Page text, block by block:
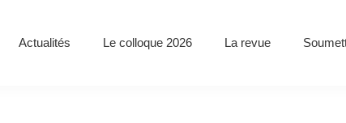
Actualités Le colloque 2026 La revue